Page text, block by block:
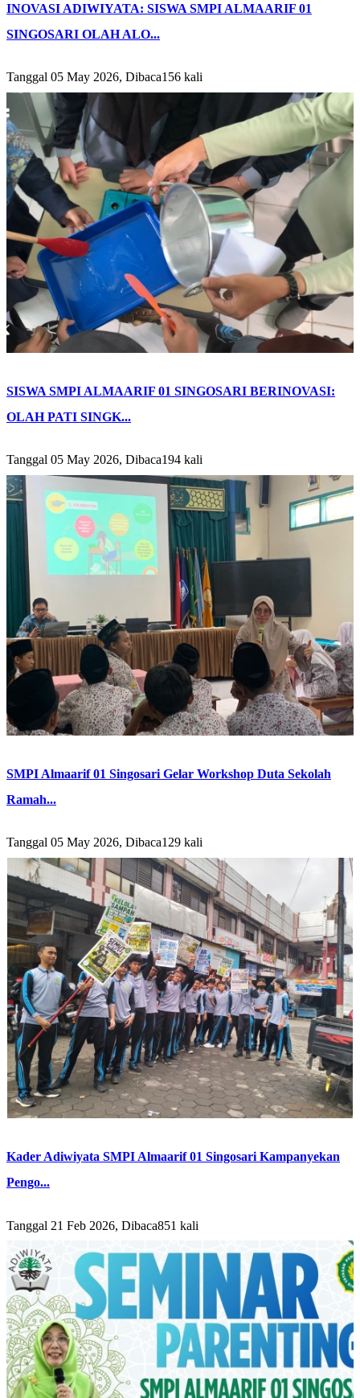
INOVASI ADIWIYATA: SISWA SMPI ALMAARIF 01
SINGOSARI OLAH ALO...
Tanggal 05 May 2026, Dibaca156 kali
SISWA SMPI ALMAARIF 01 SINGOSARI BERINOVASI:
OLAH PATI SINGK...
Tanggal 05 May 2026, Dibaca194 kali
SMPI Almaarif 01 Singosari Gelar Workshop Duta Sekolah
Ramah...
Tanggal 05 May 2026, Dibaca129 kali
Kader Adiwiyata SMPI Almaarif 01 Singosari Kampanyekan
Pengo...
Tanggal 21 Feb 2026, Dibaca851 kali